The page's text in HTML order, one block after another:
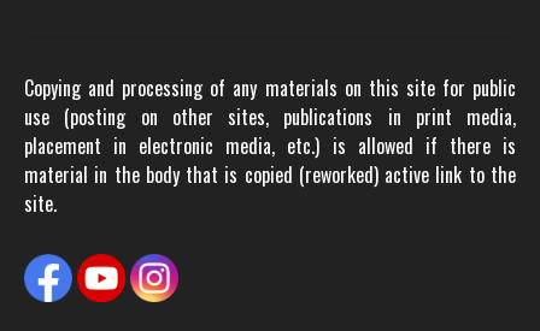
Copying and processing of any materials on this site for public
use (posting on other sites, publications in print media,
placement in electronic media, etc.) is allowed if there is
material in the body that is copied (reworked) active link to the
site.